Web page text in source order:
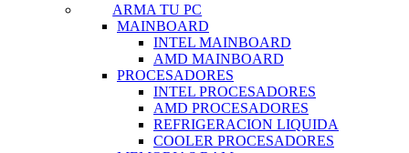
ARMA TU PC
MAINBOARD
INTEL MAINBOARD
AMD MAINBOARD
PROCESADORES
INTEL PROCESADORES
AMD PROCESADORES
REFRIGERACION LIQUIDA
COOLER PROCESADORES